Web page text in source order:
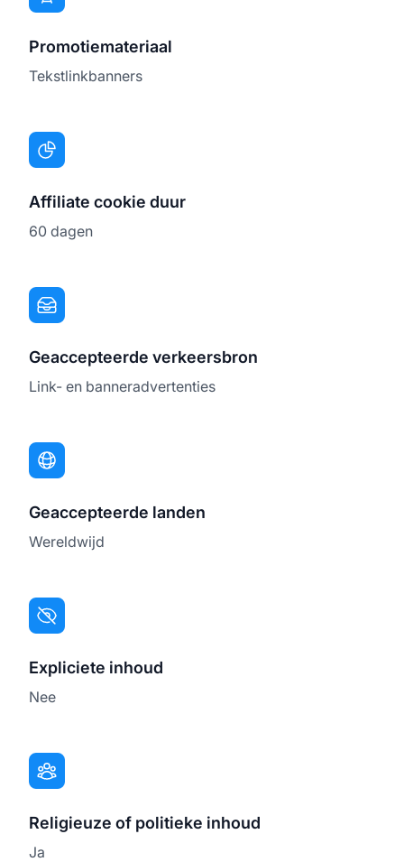
Promotiemateriaal
Tekstlinkbanners
Affiliate cookie duur
60 dagen
Geaccepteerde verkeersbron
Link- en banneradvertenties
Geaccepteerde landen
Wereldwijd
Expliciete inhoud
Nee
Religieuze of politieke inhoud
Ja